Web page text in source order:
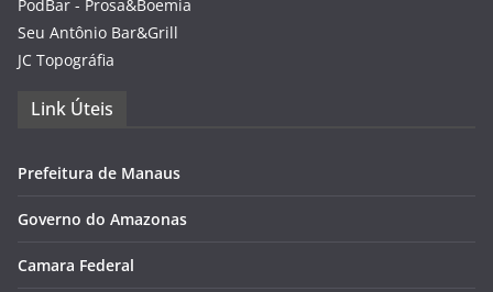
PodBar - Prosa&Boemia
Seu Antônio Bar&Grill
JC Topográfia
Link Úteis
Prefeitura de Manaus
Governo do Amazonas
Camara Federal